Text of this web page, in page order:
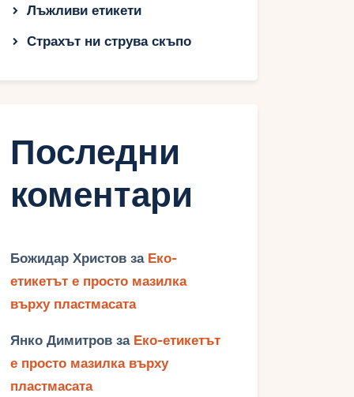
Лъжливи етикети
Страхът ни струва скъпо
Последни
коментари
Божидар Христов за Еко-
етикетът е просто мазилка
върху пластмасата
Янко Димитров за Еко-етикетът
е просто мазилка върху
пластмасата